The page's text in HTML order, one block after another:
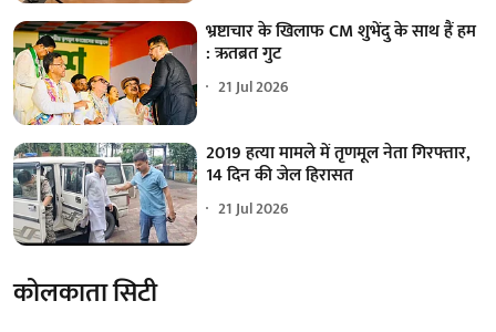
भ्रष्टाचार के खिलाफ CM शुभेंदु के साथ हैं हम
: ऋतब्रत गुट
21 Jul 2026
2019 हत्या मामले में तृणमूल नेता गिरफ्तार,
14 दिन की जेल हिरासत
21 Jul 2026
कोलकाता सिटी